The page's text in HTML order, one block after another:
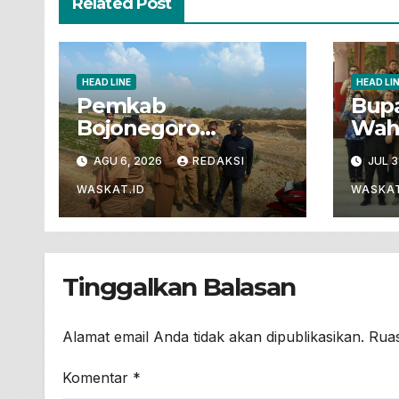
HEAD LINE
Pemkab
Bojonegoro
Hentikan
Pengerukan Dan
Penjualan Tanah
Dari Lahan
Pertanian
AGU 6, 2026 REDAKSI
WASKAT.ID
HEAD
JUL
Tinggalkan Balasan
Alamat email Anda tidak akan dipublikasikan.
Komentar *